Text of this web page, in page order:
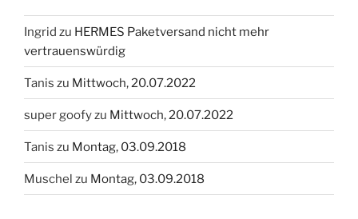
Ingrid zu HERMES Paketversand nicht mehr
vertrauenswürdig
Tanis zu Mittwoch, 20.07.2022
super goofyzu Mittwoch, 20.07.2022
Tanis zu Montag, 03.09.2018
Muschel zu Montag, 03.09.2018